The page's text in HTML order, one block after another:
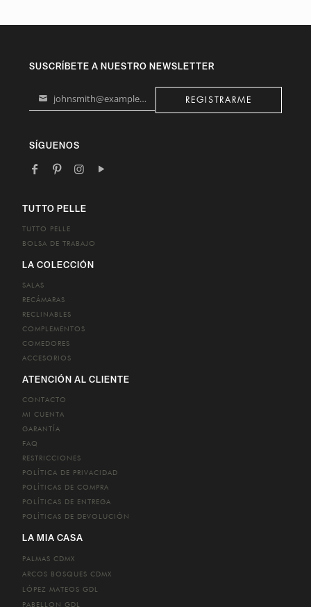
SUSCRÍBETE A NUESTRO NEWSLETTER
Your
johnsmith@example.com REGISTRARME
SÍGUENOS
TUTTO PELLE
TUTTO PELLE
BOLSA DE TRABAJO
LA COLECCIÓN
SALAS
RECÁMARAS
RECLINABLES
COMPLEMENTOS
COMEDORES
ACCESORIOS
ATENCIÓN AL CLIENTE
CONTACTO
MI CUENTA
GARANTÍA
FAQ
RESTRICCIONES
POLÍTICA DE PRIVACIDAD
POLÍTICAS DE COMPRA
POLÍTICAS DE ENTREGA
POLÍTICAS DE DEVOLUCIÓN
LA MIA CASA
PALMAS CDMX
ARCOS BOSQUES CDMX
LÓPEZ MATEOS GDL
PABELLON GDL